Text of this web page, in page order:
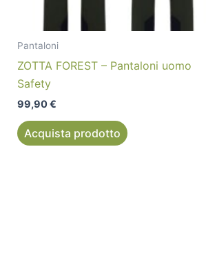
Pantaloni
ZOTTA FOREST – Pantaloni uomo
Safety
99,90€
Acquista prodotto